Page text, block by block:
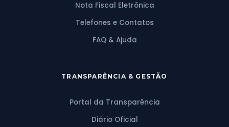
Nota Fiscal Eletrônica
Telefones e Contatos
FAQ & Ajuda
TRANSPARÊNCIA & GESTÃO
Portal da Transparência
Diário Oficial